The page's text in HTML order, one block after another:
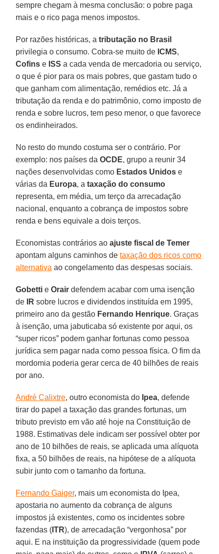
sempre chegam à mesma conclusão: o pobre paga
mais e o rico paga menos impostos.
Por razões históricas, atributação no Brasil
privilegia o consumo. Cobra-se muito de ICMS,
Cofins e ISS a cada venda de mercadoria ou serviço,
o que é pior para os mais pobres, que gastam tudo o
que ganham com alimentação, remédios etc. Já a
tributação da renda e do patrimônio, como imposto de
renda e sobre lucros, tem peso menor, o que favorece
os endinheirados.
No resto do mundo costuma ser o contrário. Por
exemplo: nos países daOCDE, grupo a reunir 34
nações desenvolvidas como Estados Unidos e
várias da Europa, ataxação do consumo
representa, em média, um terço da arrecadação
nacional, enquanto a cobrança de impostos sobre
renda e bens equivale a dois terços.
Economistas contrários aoajuste fiscal de Temer
apontam alguns caminhos detaxação dos ricos como
alternativa ao congelamento das despesas sociais.
Gobetti eOrair defendem acabar com uma isenção
de
IR sobre lucros e dividendos instituída em 1995,
primeiro ano da gestão Fernando Henrique. Graças
à isenção, uma jabuticaba só existente por aqui, os
“super ricos” podem ganhar fortunas como pessoa
jurídica sem pagar nada como pessoa física. O fim da
mordomia poderia gerar cerca de 40 bilhões de reais
por ano.
André Calixtre, outro economista do Ipea, defende
tirar do papel a taxação das grandes fortunas, um
tributo previsto em vão até hoje na Constituição de
1988. Estimativas dele indicam ser possível obter por
ano de 10 bilhões de reais, se aplicada uma alíquota
fixa, a 50 bilhões de reais, na hipótese de a alíquota
subir junto com o tamanho da fortuna.
Fernando Gaiger, mais um economista do Ipea,
apostaria no aumento da cobrança de alguns
impostos já existentes, como os incidentes sobre
fazendas ( ITR), de arrecadação “vergonhosa” por
aqui. E na instituição da progressividade (quem pode